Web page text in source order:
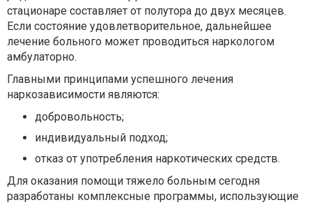
стационаре составляет от полутора до двух месяцев.
Если состояние удовлетворительное, дальнейшее
лечение больного может проводиться наркологом
амбулаторно.
Главными принципами успешного лечения
наркозависимости являются:
добровольность;
индивидуальный подход;
отказ от употребления наркотических средств.
Для оказания помощи тяжело больным сегодня
разработаны комплексные программы, использующие